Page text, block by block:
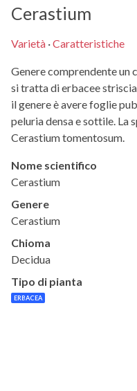
Cerastium
Varietà ·Caratteristiche
Genere comprendente un
si tratta di erbacee
il genere è avere foglie
peluria densa e sottile. La
Cerastium tomentosum.
Nome scientifico
Cerastium
Genere
Cerastium
Chioma
Decidua
Tipo di pianta
ERBACEA